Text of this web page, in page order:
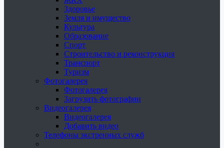
Здоровье
Земля и имущество
Культура
Образование
Спорт
Строительство и реконструкция
Транспорт
Туризм
Фотогалерея
Фотогалерея
Загрузить фотографии
Видеогалерея
Видеогалерея
Добавить видео
Телефоны экстренных служб